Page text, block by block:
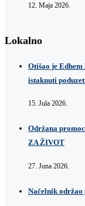
12. Maja 2026.
Lokalno
Otišao je
istaknuti
15. Jula 2026.
Održana
ZA ŽIVOT
27. Juna 2026.
Načelnik održao